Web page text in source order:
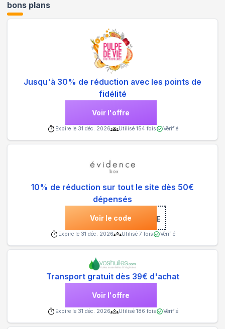
bons plans
Jusqu'à 30% de réduction avec les points de
fidélité
Voir l'offre
Expire le 31 déc. 2026 Utilisé 154 fois Vérifié
10% de réduction sur tout le site dès 50€
dépensés
Voir le code***COME
Expire le 31 déc. 2026 Utilisé 7 fois Vérifié
Transport gratuit dès 39€ d'achat
Voir l'offre
Expire le 31 déc. 2026 Utilisé 186 fois Vérifié